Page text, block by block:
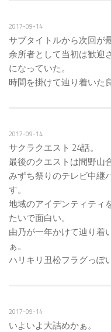
2017-09-14
サブタイトルから次回が
余所者として当初は歓迎
になっていた。
時間を掛けて辿り着いた
2017-09-14
サクラクエスト 24話。
最後のクエストは間野山
みずち祭りのテレビ中継
す。
地域のアイデンティティ
たいで面白い。
由乃が一年かけて辿り着
ぁ。
ハリキリ丑松フラグっぽ
2017-09-14
いよいよ大詰めかぁ。